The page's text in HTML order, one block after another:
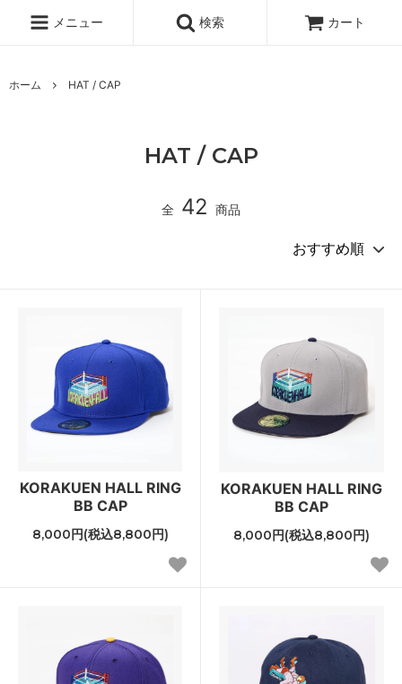
メニュー 検索 カート
ホーム HAT / CAP
HAT / CAP
全 42 商品
KORAKUEN HALL RING
BB CAP
8,000円(税込8,800円)
KORAKUEN HALL RING
BB CAP
8,000円(税込8,800円)